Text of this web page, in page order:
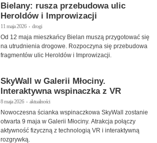
Bielany: rusza przebudowa ulic
Heroldów i Improwizacji
11 maja 2026 › drogi
Od 12 maja mieszkańcy Bielan muszą przygotować się
na utrudnienia drogowe. Rozpoczyna się przebudowa
fragmentów ulic Heroldów i Improwizacji.
SkyWall w Galerii Młociny.
Interaktywna wspinaczka z VR
8 maja 2026 › aktualności
Nowoczesna ścianka wspinaczkowa SkyWall zostanie
otwarta 9 maja w Galerii Młociny. Atrakcja połączy
aktywność fizyczną z technologią VR i interaktywną
rozgrywką.